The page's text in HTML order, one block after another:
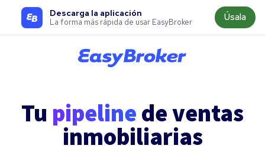
Descarga la aplicación
La forma más rápida de usar EasyBroker Úsala
Tu pipeline de ventas
inmobiliarias